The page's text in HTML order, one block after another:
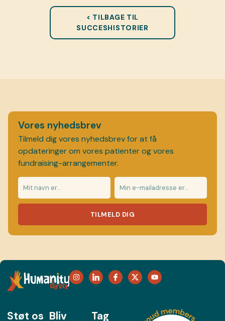
< TILBAGE TIL
SUCCESHISTORIER
Vores nyhedsbrev
Tilmeld dig vores nyhedsbrev for at få
opdateringer om vores patienter og vores
fundraising-arrangementer.
TILMELD DIG
Støt os Bliv Tag